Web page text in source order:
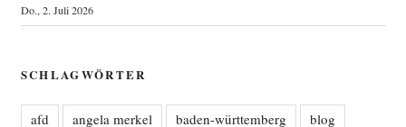
Do., 2. Juli 2026
SCHLAGWÖRTER
afd angela merkel baden-württemberg
blog